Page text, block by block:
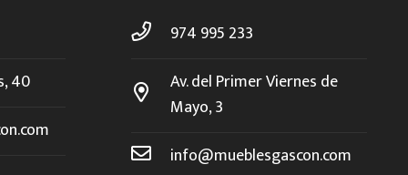
40
974 995 233
Av. del Primer Viernes de
Mayo, 3
info@mueblesgascon.com